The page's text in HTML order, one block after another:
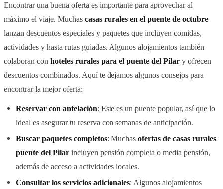
Encontrar una buena oferta es importante para aprovechar al
máximo el viaje. Muchas casas rurales en el puente de octubre
lanzan descuentos especiales y paquetes que incluyen comidas,
actividades y hasta rutas guiadas. Algunos alojamientos también
colaboran con hoteles rurales para el puente del Pilar y ofrecen
descuentos combinados. Aquí te dejamos algunos consejos para
encontrar la mejor oferta:
Reservar con antelación: Este es un puente popular, así que lo
ideal es asegurar tu reserva con semanas de anticipación.
Buscar paquetes completos: Muchas ofertas de casas rurales
puente del Pilar incluyen pensión completa o media pensión,
además de acceso a actividades locales.
Consultar los servicios adicionales: Algunos alojamientos